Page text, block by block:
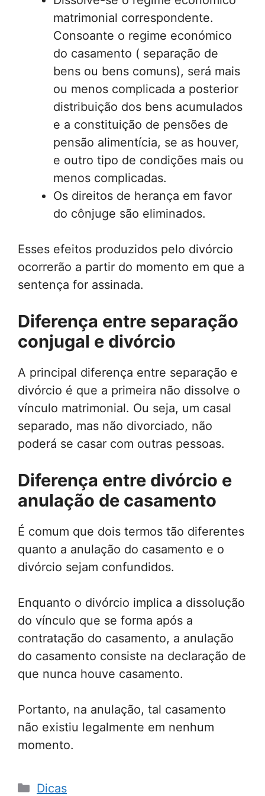
matrimonial correspondente.
Consoante o regime económico
do casamento ( separação de
bens ou bens comuns), será mais
ou menos complicada a posterior
distribuição dos bens acumulados
e a constituição de pensões de
pensão alimentícia, se as houver,
e outro tipo de condições mais ou
menos complicadas.
Os direitos de herança em favor
do cônjuge são eliminados.
Esses efeitos produzidos pelo divórcio
ocorrerão a partir do momento em que a
sentença for assinada.
Diferença entre separação
conjugal e divórcio
A principal diferença entre separação e
divórcio é que a primeira não dissolve o
vínculo matrimonial. Ou seja, um casal
separado, mas não divorciado, não
poderá se casar com outras pessoas.
Diferença entre divórcio e
anulação de casamento
É comum que dois termos tão diferentes
quanto a anulação do casamento e o
divórcio sejam confundidos.
Enquanto o divórcio implica a dissolução
do vínculo que se forma após a
contratação do casamento, a anulação
do casamento consiste na declaração de
que nunca houve casamento.
Portanto, na anulação, tal casamento
não existiu legalmente em nenhum
momento.
Categorias
Dicas